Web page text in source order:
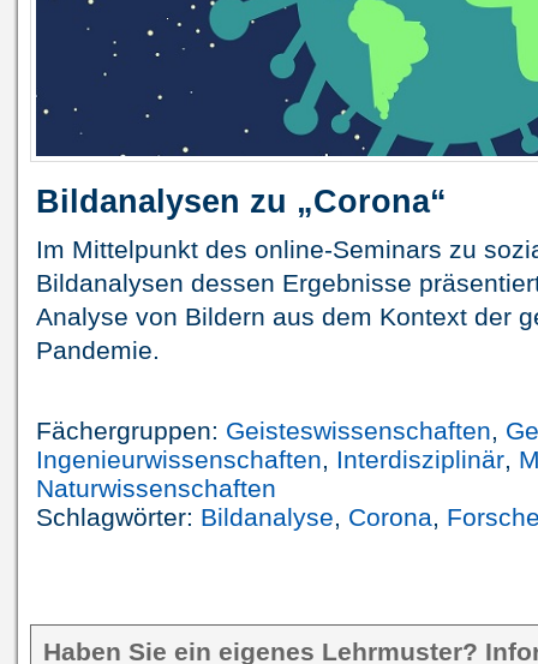
Bildanalysen zu „Corona“
Im Mittelpunkt des online-Seminars zu
Bildanalysen dessen Ergebnisse
Analyse von Bildern aus dem Kontext der
Pandemie.
Fächergruppen: Geisteswissenschaften,
Ingenieurwissenschaften, Interdisziplinär,
Naturwissenschaften
Schlagwörter: Bildanalyse, Corona,
Haben Sie ein eigenes Lehrmuster?